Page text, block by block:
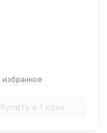
избранное
Купить в 1 клик